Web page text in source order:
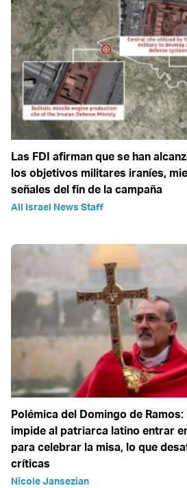
Las FDI afirman que se han
los objetivos militares iraníes,
señales del fin de la campaña
All Israel News Staff
Polémica del Domingo de
impide al patriarca latino entrar
para celebrar la misa, lo que
críticas
Nicole Jansezian